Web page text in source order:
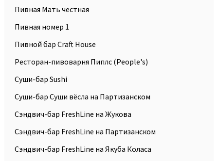
Пивная Мать честная
Пивная номер 1
Пивной бар Craft House
Ресторан-пивоварня Пиплc (People's)
Суши-бар Sushi
Суши-бар Суши вёсла на Партизанском
Сэндвич-бар FreshLine на Жукова
Сэндвич-бар FreshLine на Партизанском
Сэндвич-бар FreshLine на Якуба Коласа